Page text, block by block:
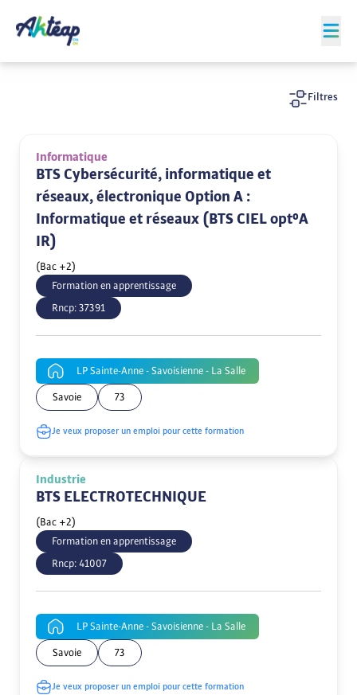
Filtres
Informatique
BTS Cybersécurité, informatique et
réseaux, électronique Option A :
Informatique et réseaux (BTS CIEL opt°A
IR)
(Bac +2)
Formation en apprentissage
Rncp: 37391
LP Sainte-Anne - Savoisienne - La Salle
Savoie 73
Je veux proposer un emploi pour cette formation
Industrie
BTS ELECTROTECHNIQUE
(Bac +2)
Formation en apprentissage
Rncp: 41007
LP Sainte-Anne - Savoisienne - La Salle
Savoie 73
Je veux proposer un emploi pour cette formation